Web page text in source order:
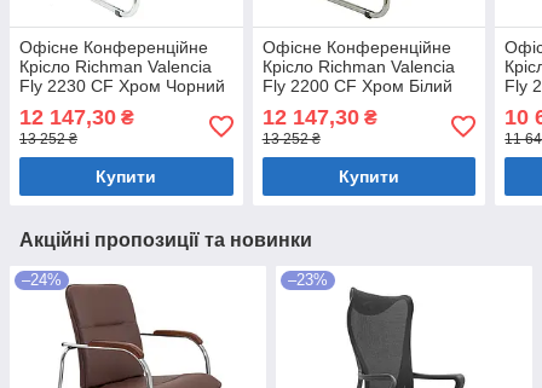
Офісне Конференційне
Крісло Richman Valencia
Fly 2230 CF Хром Чорний
12 147,30 ₴
13 252 ₴
Купити
Офісне Конференційне
Крісло Richman Valencia
Fly 2200 CF Хром Білий
12 147,30₴
13 252 ₴
Купити
Fly
10
11
Акційні пропозиції та новинки
–24% –23%